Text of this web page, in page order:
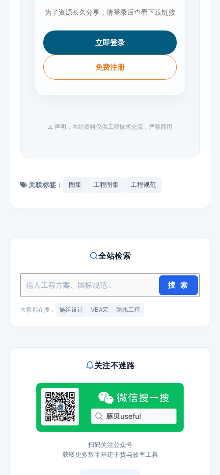
为了资源长久分享，请登录后查看下载链接
立即登录
免费注册
⚠️ 声明：本站资料仅供工程技术交流，严禁商用
关联标签： 图集 工程图集 工程规范
全站检索
搜 索
大家都在搜： 施组设计 VBA宏 防水工程
关注不迷路
扫码关注公众号
获取更多数字基建干货与效率工具